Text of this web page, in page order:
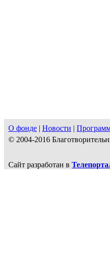
О фонде | Новости |
© 2004-2016
Сайт разработан в